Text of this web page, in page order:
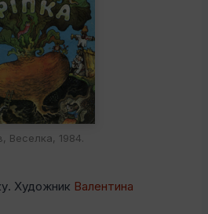
Веселка, 1984.
Художник Валентина